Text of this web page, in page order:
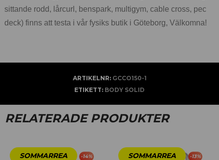
sittande rodd, lårcurl, benspark, multigym, cable cross, pec
deck) finns att testa i vår fysiks butik i Göteborg, Välkomna!
ARTIKELNR: GCCO150-1
ETIKETT: BODY SOLID
RELATERADE PRODUKTER
-14% -13%